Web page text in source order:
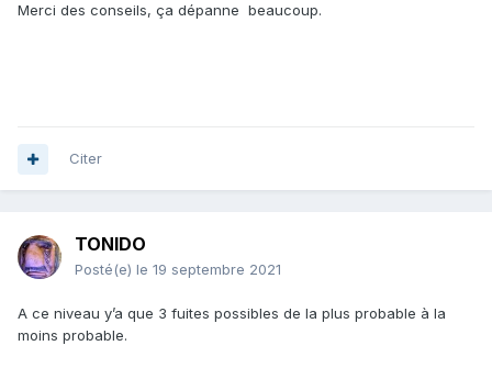
Merci des conseils, ça dépanne beaucoup.
Citer
TONIDO
Posté(e) le 19 septembre 2021
A ce niveau y’a que 3 fuites possibles de la plus probable à la
moins probable.